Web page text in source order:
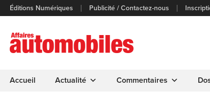
Éditions Numériques Publicité / Contactez-nous
Accueil Actualité Commentaires